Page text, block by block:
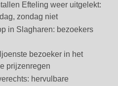
Efteling weer uitgelekt:
zondag niet
in Slagharen: bezoekers
bezoeker in het
prijzenregen
hervulbare